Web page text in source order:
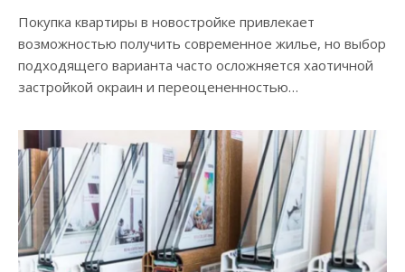
Покупка квартиры в новостройке привлекает
возможностью получить современное жилье, но выбор
подходящего варианта часто осложняется хаотичной
застройкой окраин и переоцененностью…